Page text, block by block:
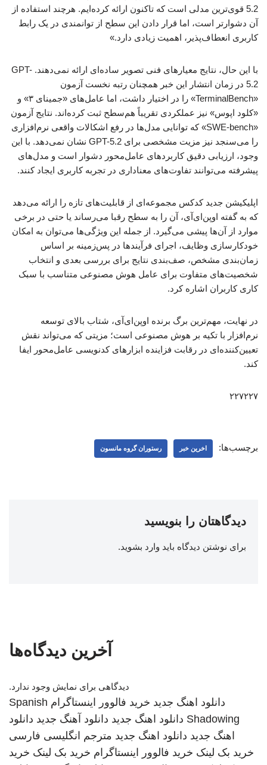
5.2 قوی‌ترین مدلی است که تاکنون ارائه کرده‌ایم. هرچند استفاده از
آن دشوارتر است، اما قرار دادن این سطح از توانمندی در یک رابط
کاربری انعطاف‌پذیر، اهمیت زیادی دارد.»
با این حال، نتایج معیارهای فنی تصویر ساده‌ای ارائه نمی‌دهند. GPT-
5.2 در زمان انتشار این خبر همچنان رتبه نخست آزمون
«TerminalBench» را در اختیار داشت، اما عامل‌های «جمینای ۳» و
«کلود اپوس» نیز عملکردی تقریباً هم‌سطح ثبت کرده‌اند. نتایج آزمون
«SWE-bench» که توانایی مدل‌ها در رفع اشکالات واقعی نرم‌افزاری
را می‌سنجد نیز مزیت مشخصی برای GPT-5.2 نشان نمی‌دهد. با این
وجود، ارزیابی دقیق کاربردهای عامل‌محور دشوار است و مدل‌های
پیشرفته می‌توانند تفاوت‌های معناداری در تجربه کاربری ایجاد کنند.
اپلیکیشن جدید کدکس مجموعه‌ای از قابلیت‌های تازه را ارائه می‌دهد
که به گفته اوپن‌ای‌آی، آن را به سطح رقبا می‌رساند یا حتی در برخی
موارد از آن‌ها پیشی می‌گیرد. از جمله این ویژگی‌ها می‌توان به امکان
خودکارسازی وظایف، اجرای فرآیندها در پس‌زمینه بر اساس
زمان‌بندی مشخص، صف‌بندی نتایج برای بررسی بعدی و انتخاب
شخصیت‌های متفاوت برای عامل هوش مصنوعی متناسب با سبک
کاری کاربران اشاره کرد.
در نهایت، مهم‌ترین برگ برنده اوپن‌ای‌آی، شتاب بالای توسعه
نرم‌افزار با تکیه بر هوش مصنوعی است؛ مزیتی که می‌تواند نقش
تعیین‌کننده‌ای در رقابت فزاینده ابزارهای کدنویسی عامل‌محور ایفا
کند.
۲۲۷۲۲۷
برچسب‌ها: اخرین خبر رستوران گروه مانسون
دیدگاهتان را بنویسید
برای نوشتن دیدگاه باید وارد بشوید.
آخرین دیدگاه‌ها
دیدگاهی برای نمایش وجود ندارد.
دانلود اهنگ جدید خرید فالوور اینستاگرام Spanish
Shadowing دانلود اهنگ جدید دانلود آهنگ جدید دانلود
اهنگ جدید دانلود اهنگ جدید مترجم انگلیسی فارسی
خرید بک لینک خرید فالوور اینستاگرام خرید بک لینک خرید